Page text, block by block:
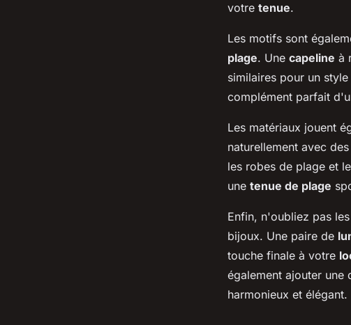
votre tenue.
Les motifs sont
plage. Une capeline à
similaires pour un
complément parfait
Les matériaux jouent
naturellement avec
les robes de plage et
une tenue de plage
Enfin, n'oubliez pas
bijoux. Une paire de
touche finale à votre
également ajouter une
harmonieux et élégant.